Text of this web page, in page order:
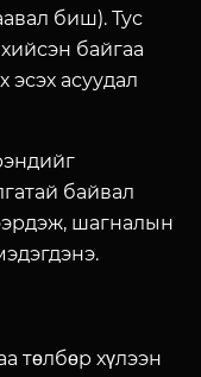
биш). Тус
байгаа
эсэх асуудал
байвал
шагналын
төлбөр хүлээн